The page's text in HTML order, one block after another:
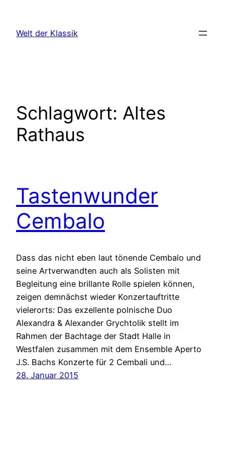
springen
Welt der Klassik
Schlagwort: Altes
Rathaus
Tastenwunder
Cembalo
Dass das nicht eben laut tönende Cembalo und
seine Artverwandten auch als Solisten mit
Begleitung eine brillante Rolle spielen können,
zeigen demnächst wieder Konzertauftritte
vielerorts: Das exzellente polnische Duo
Alexandra & Alexander Grychtolik stellt im
Rahmen der Bachtage der Stadt Halle in
Westfalen zusammen mit dem Ensemble Aperto
J.S. Bachs Konzerte für 2 Cembali und…
28. Januar 2015